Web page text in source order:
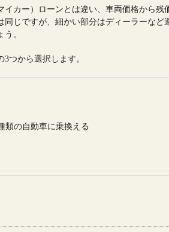
カー）ローンとは違い、車両価格から残
じですが、細かい部分はディーラーなど
。
つから選択します。
類の自動車に乗換える